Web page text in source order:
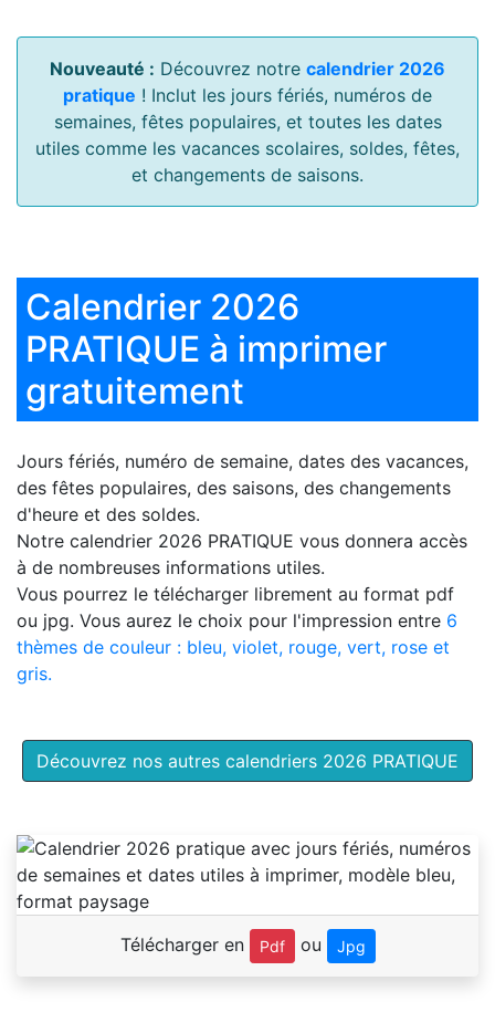
Nouveauté : Découvrez notre calendrier 2026
pratique ! Inclut les jours fériés, numéros de
semaines, fêtes populaires, et toutes les dates
utiles comme les vacances scolaires, soldes, fêtes,
et changements de saisons.
Calendrier 2026
PRATIQUE à imprimer
gratuitement
Jours fériés, numéro de semaine, dates des vacances,
des fêtes populaires, des saisons, des changements
d'heure et des soldes.
Notre calendrier 2026 PRATIQUE vous donnera accès
à de nombreuses informations utiles.
Vous pourrez le télécharger librement au format pdf
ou jpg. Vous aurez le choix pour l'impression entre 6
thèmes de couleur : bleu, violet, rouge, vert, rose et
gris.
Découvrez nos autres calendriers 2026 PRATIQUE
Télécharger en Pdf ou Jpg